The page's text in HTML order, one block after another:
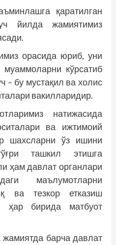
қаратилган
йилда жамиятимиз
орасида юриб, уни
муаммоларни кўрсатиб
– бу мустақил ва холис
вакилларидир.
натижасида
ва ижтимоий
шахсларни ўз ишини
ташкил этишга
ҳам давлат органлари
маълумотларни
ва тезкор етказиш
ҳар бирида матбуот
барча давлат